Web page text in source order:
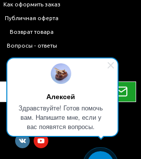
Алексей
Здравствуйте! Готов помочь
вам. Напишите мне, если у
вас появятся вопросы.
Как оформить заказ
Публичная оферта
Возврат товара
Вопросы - ответы